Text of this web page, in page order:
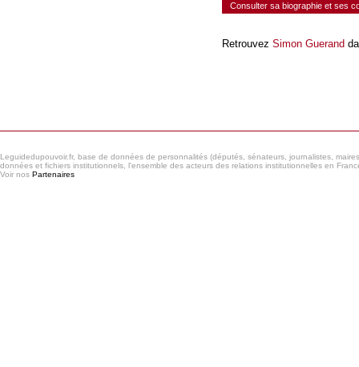
Consulter sa biographie et ses
Retrouvez Simon Guerand
Leguidedupouvoir.fr, base de données de personnalités (députés, sénateurs, journalistes,
données et fichiers institutionnels, l'ensemble des acteurs des relations institutionnelles en
Voir nos Partenaires